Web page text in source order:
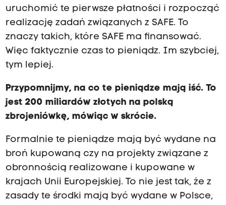
uruchomić te pierwsze płatności i rozpocząć
realizację zadań związanych z SAFE. To
znaczy takich, które SAFE ma finansować.
Więc faktycznie czas to pieniądz. Im szybciej,
tym lepiej.
Przypomnijmy, na co te pieniądze mają iść. To
jest 200 miliardów złotych na polską
zbrojeniówkę, mówiąc w skrócie.
Formalnie te pieniądze mają być wydane na
broń kupowaną czy na projekty związane z
obronnością realizowane i kupowane w
krajach Unii Europejskiej. To nie jest tak, że z
zasady te środki mają być wydane w Polsce,